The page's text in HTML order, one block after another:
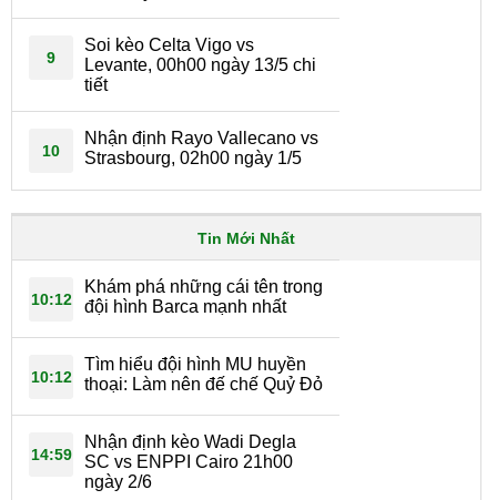
9
Soi kèo Celta Vigo vs
Levante, 00h00 ngày 13/5 chi
tiết
10
Nhận định Rayo Vallecano vs
Strasbourg, 02h00 ngày 1/5
Tin Mới Nhất
10:12
Khám phá những cái tên trong
đội hình Barca mạnh nhất
10:12
Tìm hiểu đội hình MU huyền
thoại: Làm nên đế chế Quỷ Đỏ
14:59
Nhận định kèo Wadi Degla
SC vs ENPPI Cairo 21h00
ngày 2/6